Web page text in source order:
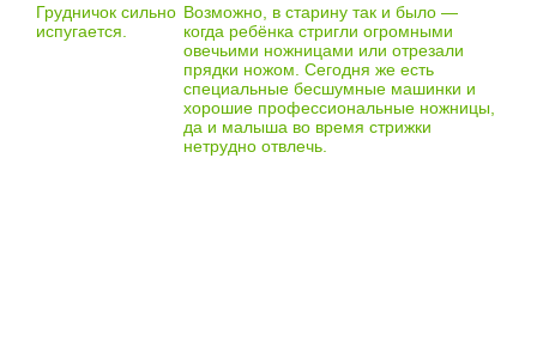
Грудничок сильно
испугается.
Возможно, в старину так и было —
когда ребёнка стригли огромными
овечьими ножницами или отрезали
прядки ножом. Сегодня же есть
специальные бесшумные машинки и
хорошие профессиональные ножницы,
да и малыша во время стрижки
нетрудно отвлечь.